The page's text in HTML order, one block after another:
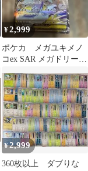
¥2,999
ポケカ メガユキメノ
コex SAR メガドリーム
¥2,999
360枚以上 ダブりな